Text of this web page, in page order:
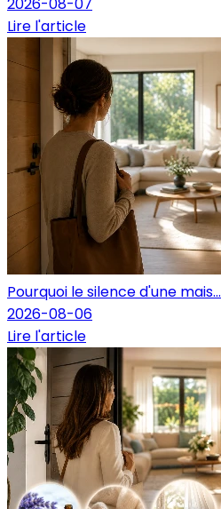
Lire l'article
Pourquoi le silence d'une mais...
2026-08-06
Lire l'article